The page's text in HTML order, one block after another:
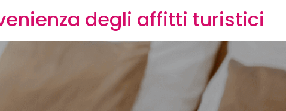
degli affitti turistici